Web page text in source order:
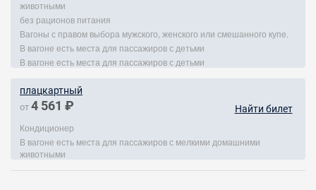
животными
без рационов питания
Вагоны с правом выбора мужского, женского или смешанного купе.
В вагоне есть места для пассажиров с детьми
В вагоне есть места для пассажиров с детьми
плацкартный
от 4 561 ₽ Найти билет
Кондиционер
В вагоне есть места для пассажиров с мелкими домашними
животными